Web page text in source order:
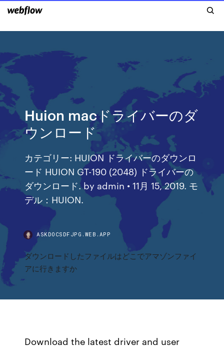
Huion macドライバーのダ
ウンロード
カテゴリー: HUION ドライバーのダウンロ
ード HUION GT-190 (2048) ドライバーの
ダウンロード. by admin • 11月 15, 2019. モ
デル：HUION.
ASKDOCSDFJPG.WEB.APP
ダウンロードしたファイルはどこでアマゾンファイ
アに行きますか
Download the latest driver and user